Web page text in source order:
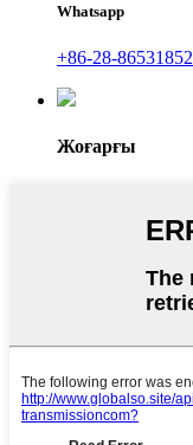
Whatsapp
+86-28-86531852
Жоғарғы